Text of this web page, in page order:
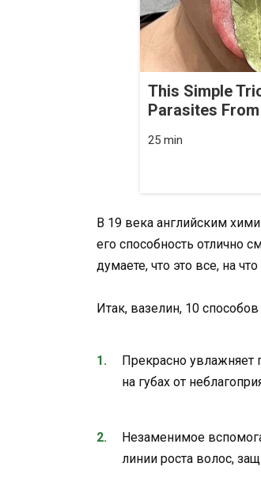
This Simple
Parasites
25 min
В 19 века английским
его способность отлично
думаете, что это все, на
Итак, вазелин, 10
Прекрасно увлажняет
на губах от
Незаменимое
линии роста волос,